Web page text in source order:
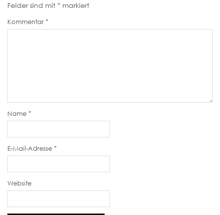
Felder sind mit * markiert
Kommentar *
Name *
E-Mail-Adresse *
Website